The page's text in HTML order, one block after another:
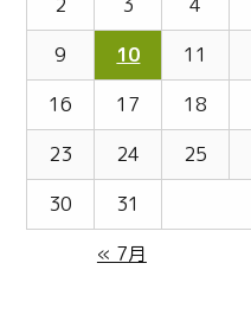
9
10 11
16
17 18
23
24 25
30
31
« 7月